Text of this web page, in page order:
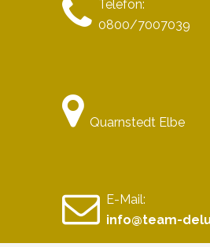
Telefon:
0800/7007039
Quarnstedt Elbe
E-Mail:
info@team-